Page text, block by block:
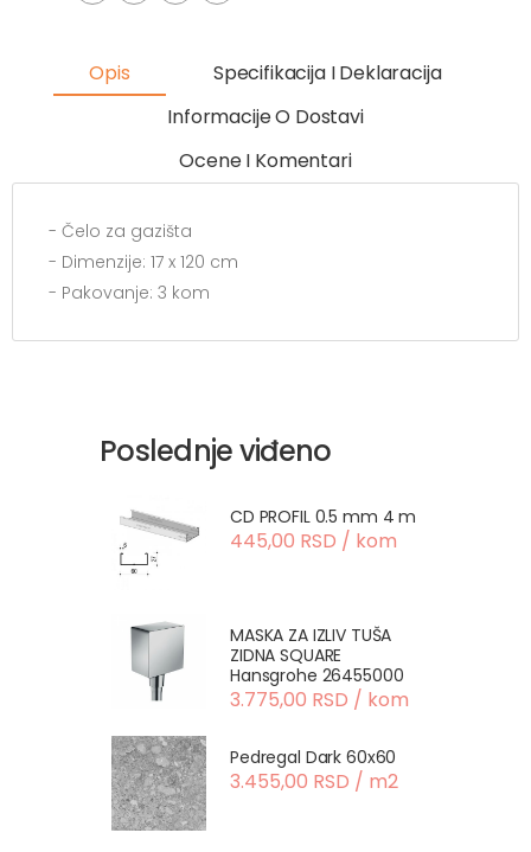
Opis
Specifikacija I Deklaracija
Informacije O Dostavi
Ocene I Komentari
- Čelo za gazišta
- Dimenzije: 17 x 120 cm
- Pakovanje: 3 kom
Poslednje viđeno
CD PROFIL 0.5 mm 4 m
445,00 RSD / kom
MASKA ZA IZLIV TUŠA
ZIDNA SQUARE
Hansgrohe 26455000
3.775,00 RSD / kom
Pedregal Dark 60x60
3.455,00 RSD / m2